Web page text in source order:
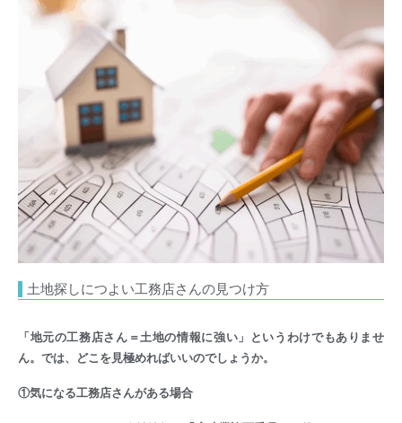
土地探しにつよい工務店さんの見つけ方
「地元の工務店さん＝土地の情報に強い」というわけでもありませ
ん。では、どこを見極めればいいのでしょうか。
①気になる工務店さんがある場合